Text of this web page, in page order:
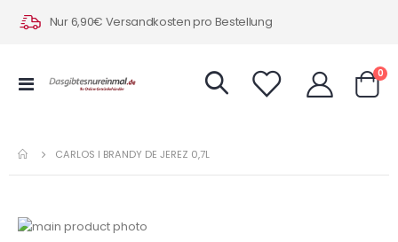
Nur 6,90€ Versandkosten pro Bestellung
Navigation
0
CARLOS I BRANDY DE JEREZ 0,7L
Zum